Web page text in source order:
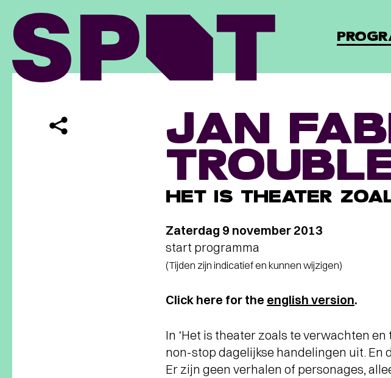
JAN
HET IS THEATER
Zaterdag 9 november 2013
start programma
(Tijden zijn indicatief en kunnen wijzigen)
Click here for the english version.
In ‘Het is theater zoals te verwachten
non-stop dagelijkse handelingen uit. En
Er zijn geen verhalen of personages,